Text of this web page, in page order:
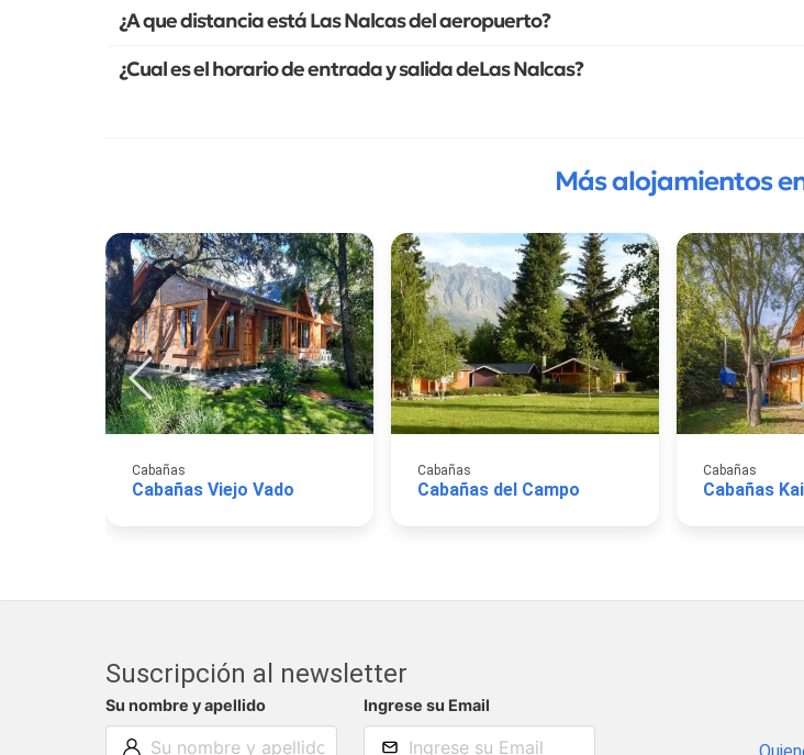
¿A que distancia está Las Nalcas del aeropuerto?
¿Cual es el horario de entrada y salida deLas Nalcas?
Más alojamientos
Cabañas
Cabañas Viejo Vado
Cabañas
Cabañas del Campo
Cabañas
Cabañas
Suscripción al newsletter
Su nombre y apellido Ingrese su Email